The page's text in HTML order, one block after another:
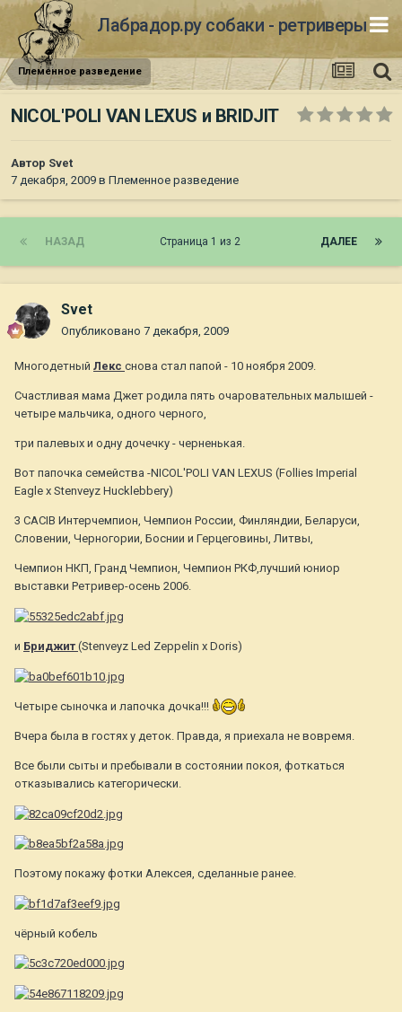
Лабрадор.ру собаки - ретриверы
Племенное разведение
NICOL'POLI VAN LEXUS и BRIDJIT
Автор Svet
7 декабря, 2009 в Племенное разведение
НАЗАД ДАЛЕЕ
Страница 1 из 2
Svet
Опубликовано 7 декабря, 2009
Многодетный Лекс снова стал папой - 10 ноября 2009.
Счастливая мама Джет родила пять очаровательных малышей -
четыре мальчика, одного черного,
три палевых и одну дочечку - черненькая.
Вот папочка семейства -NICOL'POLI VAN LEXUS (Follies Imperial
Eagle х Stenveyz Hucklebbery)
3 CACIB Интерчемпион, Чемпион России, Финляндии, Беларуси,
Словении, Черногории, Боснии и Герцеговины, Литвы,
Чемпион НКП, Гранд Чемпион, Чемпион РКФ,лучший юниор
выставки Ретривер-осень 2006.
и Бриджит (Stenveyz Led Zeppelin х Doris)
Четыре сыночка и лапочка дочка!!!
Вчера была в гостях у деток. Правда, я приехала не вовремя.
Все были сыты и пребывали в состоянии покоя, фоткаться
отказывались категорически.
Поэтому покажу фотки Алексея, сделанные ранее.
чёрный кобель